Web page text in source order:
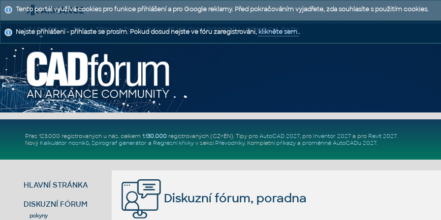
CAD FÓRUM - TIPY A TRIKY | UTILITY | DISKUZE | BLOKY | PODPORA | POMOC A RADY
Přes 123.000 registrovaných u nás, celkem 1.130.000registrovaných (CZ+EN). Tipy pro AutoCAD 2027, pro Inventor 2027a pro Revit 2027.
Nový Kalkulátor nosníků, Spirograf generátor a Regresní křivkyv sekci Převodníky. Kompletní příkazya proměnné AutoCADu 2027.
HLAVNÍ STRÁNKA
DISKUZNÍ FÓRUM
pokyny
Diskuzní fórum, poradna
Tento portál využívá cookies pro funkce přihlášení a pro Google reklamy. Před pokračováním vyjadřete, zda souhlasíte s použitím cookies.
Nejste přihlášeni - přihlaste se prosím. Pokud dosud nejste ve fóru zaregistrováni,klikněte sem..